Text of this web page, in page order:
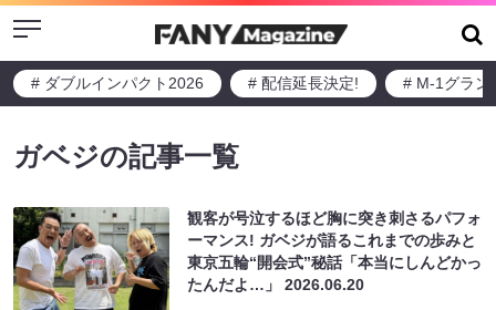
Menu
# ダブルインパクト2026 # 配信延長決定! # M-1グラン
ガベジの記事一覧
観客が号泣するほど胸に突き刺さるパフォ
ーマンス! ガベジが語るこれまでの歩みと
東京五輪“開会式”秘話「本当にしんどかっ
たんだよ…」2026.06.20